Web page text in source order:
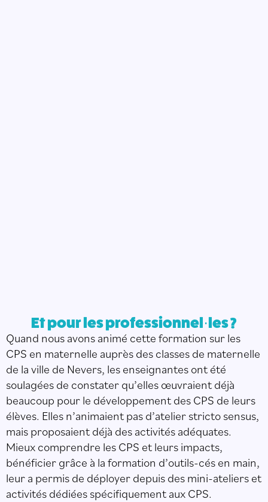
Et pour les professionnel·les ?
Quand nous avons animé cette formation sur les
CPS en maternelle auprès des classes de maternelle
de la ville de Nevers, les enseignantes ont été
soulagées de constater qu’elles œuvraient déjà
beaucoup pour le développement des CPS de leurs
élèves. Elles n’animaient pas d’atelier stricto sensus,
mais proposaient déjà des activités adéquates.
Mieux comprendre les CPS et leurs impacts,
bénéficier grâce à la formation d’outils-cés en main,
leur a permis de déployer depuis des mini-ateliers et
activités dédiées spécifiquement aux CPS.